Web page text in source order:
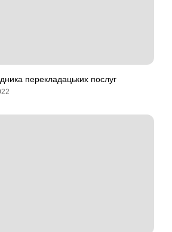
перекладацьких послуг